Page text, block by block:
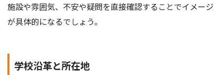
施設や雰囲気、不安や疑問を直接確認することでイメージ
が具体的になるでしょう。
学校沿革と所在地